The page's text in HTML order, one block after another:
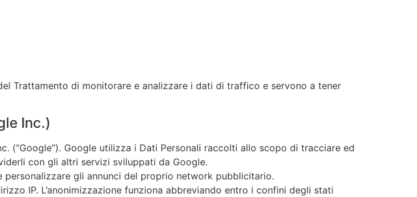
Trattamento di monitorare e analizzare i dati di traffico e servono a tener
Inc.)
(“Google”). Google utilizza i Dati Personali raccolti allo scopo di tracciare ed
con gli altri servizi sviluppati da Google.
gli annunci del proprio network pubblicitario.
IP. L’anonimizzazione funziona abbreviando entro i confini degli stati